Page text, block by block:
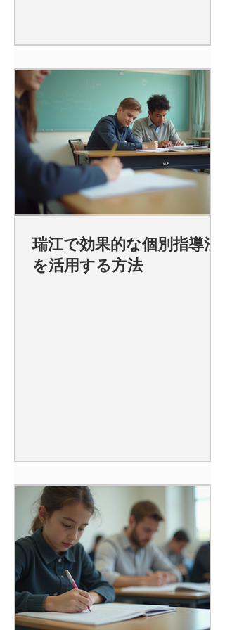
瑞江で効果的な個別指導法
を活用する方法